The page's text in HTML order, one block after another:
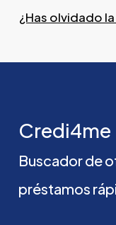
¿Has olvidado
Credi4me
Buscadorde
préstamos